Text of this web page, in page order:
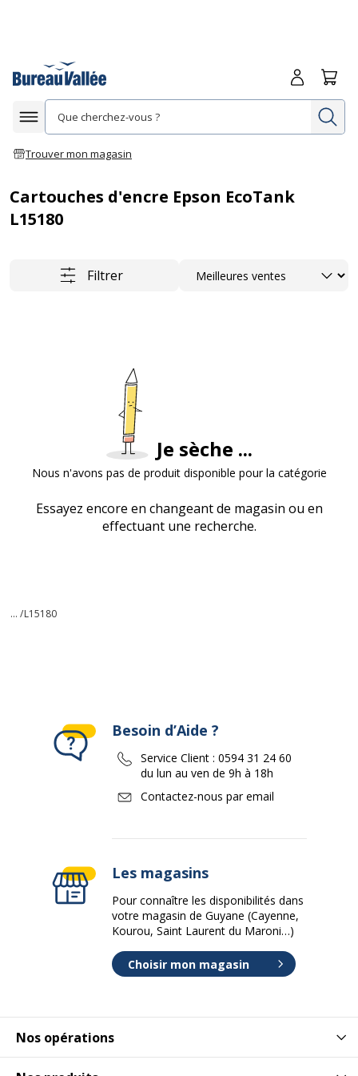
Afficher la navigation
Trouver mon magasin
Me
Cartouches d'encre Epson EcoTank
L15180
Filtrer Trier
Je sèche ...
Nous n'avons pas de produit disponible pour la catégorie
Essayez encore en changeant de magasin ou en
effectuant une recherche.
... /L15180
Nos opérations
Besoin d’Aide ?
Service Client : 0594 31 24 60
du lun au ven de 9h à 18h
Contactez-nous par email
Les magasins
Pour connaître les disponibilités dans
votre magasin de Guyane (Cayenne,
Kourou, Saint Laurent du Maroni…)
Choisir mon magasin